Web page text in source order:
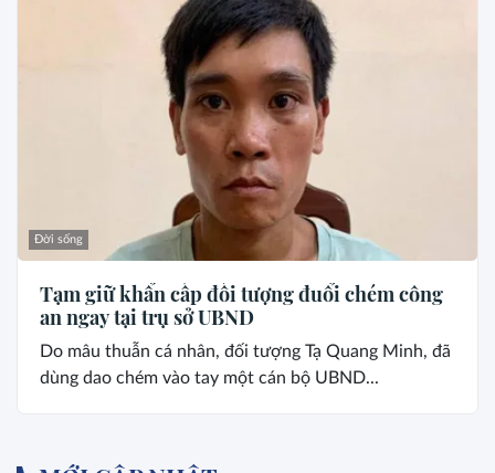
Đời sống
Tạm giữ khẩn cấp đối tượng đuổi chém công
an ngay tại trụ sở UBND
Do mâu thuẫn cá nhân, đối tượng Tạ Quang Minh, đã
dùng dao chém vào tay một cán bộ UBND...